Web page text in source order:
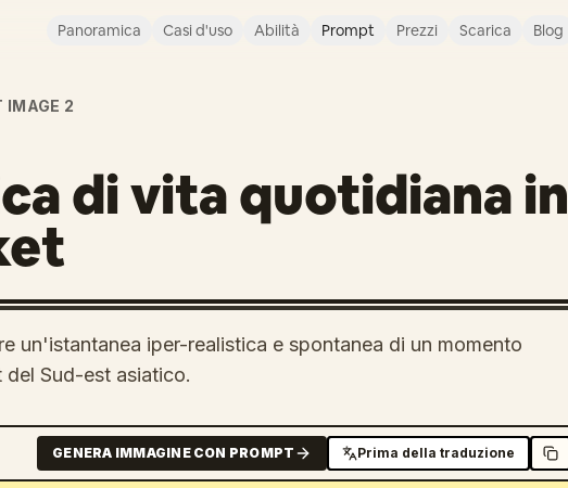
Panoramica Casi d'uso Abilità Prompt Prezzi Scarica Blog
IMAGE 2
di vita quotidiana in
un'istantanea iper-realistica e spontanea di un momento
Sud-est asiatico.
GENERA IMMAGINE CON PROMPT Prima della traduzione